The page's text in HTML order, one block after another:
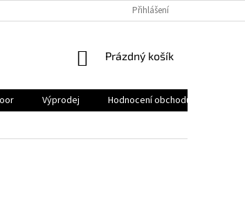
Přihlášení
NÁKUPNÍ
Prázdný košík
Výprodej Hodnocení obchodu